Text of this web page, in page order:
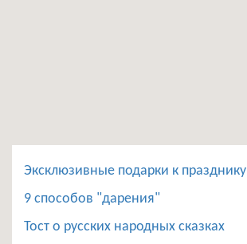
Эксклюзивные подарки к празднику
9 способов "дарения"
Тост о русских народных сказках